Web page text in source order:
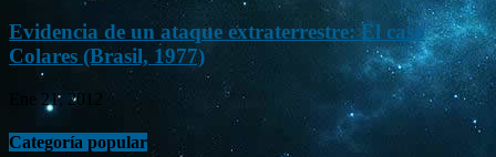
Evidencia de un ataque extraterrestre: El caso
Colares (Brasil, 1977)
Ene 21, 2012
Categoría popular